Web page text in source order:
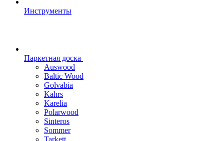
Инструменты
Паркетная доска
Auswood
Baltic Wood
Golvabia
Kahrs
Karelia
Polarwood
Sinteros
Sommer
Tarkett